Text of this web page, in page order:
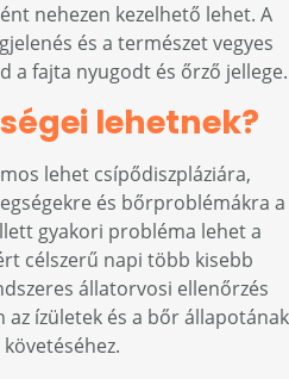
nehezen kezelhető lehet. A
és a természet vegyes
a fajta nyugodt és őrző jellege.
lehetnek?
lehet csípődiszpláziára,
és bőrproblémákra a
gyakori probléma lehet a
célszerű napi több kisebb
állatorvosi ellenőrzés
ízületek és a bőr állapotának